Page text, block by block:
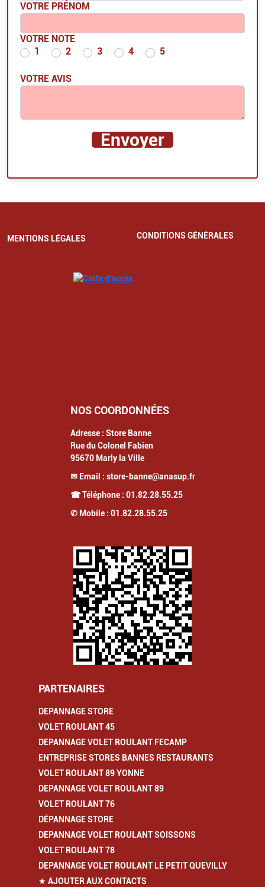
VOTRE PRÉNOM
VOTRE NOTE
1
2 3 4 5
VOTRE AVIS
MENTIONS LÉGALES CONDITIONS GÉNÉRALES
NOS COORDONNÉES
Adresse : Store Banne
Rue du Colonel Fabien
95670 Marly la Ville
✉ Email : store-banne@anasup.fr
☎ Téléphone : 01.82.28.55.25
✆ Mobile : 01.82.28.55.25
PARTENAIRES
DEPANNAGE STORE
VOLET ROULANT 45
DEPANNAGE VOLET ROULANT FECAMP
ENTREPRISE STORES BANNES RESTAURANTS
VOLET ROULANT 89 YONNE
DEPANNAGE VOLET ROULANT 89
VOLET ROULANT 76
DÉPANNAGE STORE
DEPANNAGE VOLET ROULANT SOISSONS
VOLET ROULANT 78
DEPANNAGE VOLET ROULANT LE PETIT QUEVILLY
★ AJOUTER AUX CONTACTS